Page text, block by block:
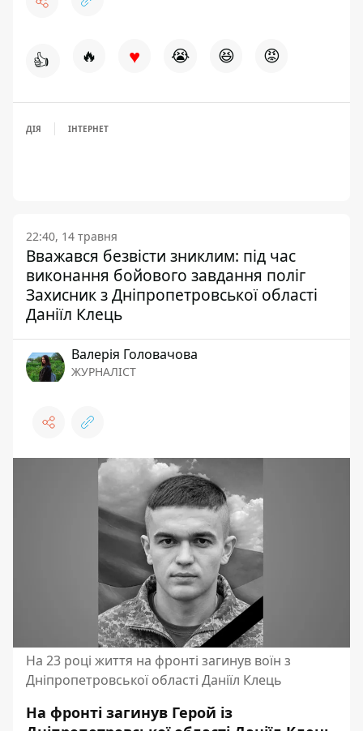
👍 🔥 ♥ 😭 😆 😡
ДІЯ ІНТЕРНЕТ
22:40, 14 травня
Вважався безвісти зниклим: під час
виконання бойового завдання поліг
Захисник з Дніпропетровської області
Даніїл Клець
Валерія Головачова
ЖУРНАЛІСТ
На 23 році життя на фронті загинув воїн з
Дніпропетровської області Даніїл Клець
На фронті загинув Герой із